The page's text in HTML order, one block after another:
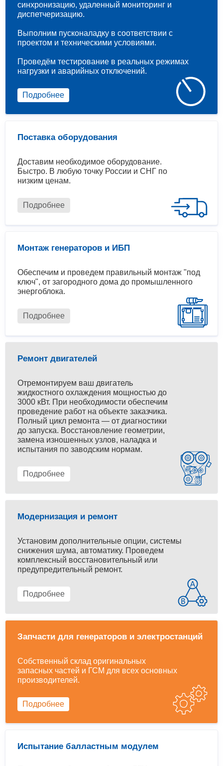
Поставка оборудования
Доставим необходимое оборудование.
Быстро. В любую точку России и СНГ по
низким ценам.
Подробнее
Монтаж генераторов и ИБП
Обеспечим и проведем правильный монтаж "под
ключ", от загородного дома до промышленного
энергоблока.
Подробнее
синхронизацию, удаленный мониторинг и
диспетчеризацию.
Выполним пусконаладку в соответствии с
проектом и техническими условиями.
Проведём тестирование в реальных режимах
нагрузки и аварийных отключений.
Подробнее
Ремонт двигателей
Отремонтируем ваш двигатель
жидкостного охлаждения мощностью до
3000 кВт. При необходимости обеспечим
проведение работ на объекте заказчика.
Полный цикл ремонта — от диагностики
до запуска. Восстановление геометрии,
замена изношенных узлов, наладка и
испытания по заводским нормам.
Подробнее
Модернизация и ремонт
Установим дополнительные опции, системы
снижения шума, автоматику. Проведем
комплексный восстановительный или
предупредительный ремонт.
Подробнее
Запчасти для генераторов и электростанций
Собственный склад оригинальных
запасных частей и ГСМ для всех основных
производителей.
Подробнее
Испытание балластным модулем